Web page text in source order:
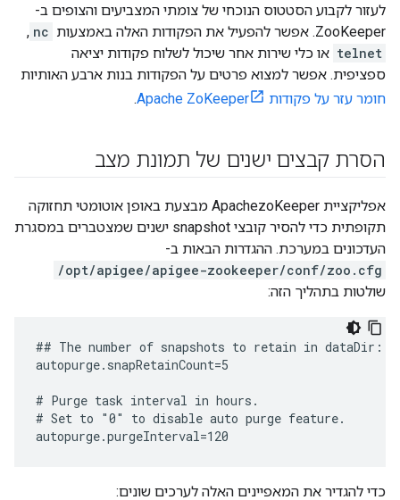
לעזור לקבוע הסטטוס הנוכחי של צומתי המצביעים והצופים ב-
ZooKeeper. אפשר להפעיל את הפקודות האלה באמצעות
nc
,
telnet או כלי שירות אחר שיכול לשלוח פקודות יציאה
ספציפית. אפשר למצוא פרטים על הפקודות בנות ארבע האותיות
חומר עזר על פקודות Apache ZoKeeper
.
הסרת קבצים ישנים של תמונת מצב
אפליקציית ApachezoKeeper מבצעת באופן אוטומטי תחזוקה
תקופתית כדי להסיר קובצי snapshot ישנים שמצטברים במסגרת
העדכונים במערכת. ההגדרות הבאות ב-
/opt/apigee/apigee-zookeeper/conf/zoo.cfg
שולטות בתהליך הזה:
## The number of snapshots to retain in dataDir:
autopurge.snapRetainCount=5
# Purge task interval in hours.
# Set to "0" to disable auto purge feature.
autopurge.purgeInterval=120
כדי להגדיר את המאפיינים האלה לערכים שונים: